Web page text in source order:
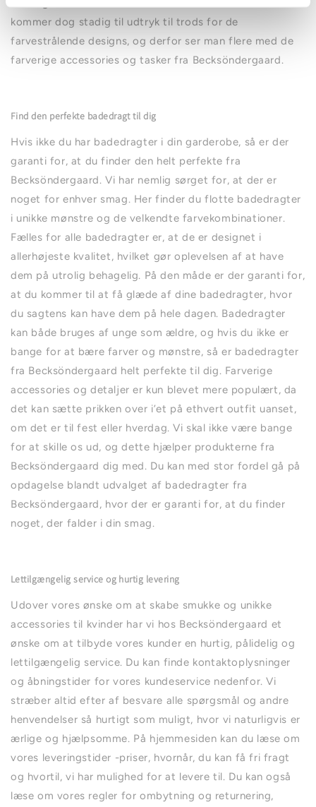
kommer dog stadig til udtryk til trods for de
farvestrålende designs, og derfor ser man flere med de
farverige accessories og tasker fra Becksöndergaard.
Find den perfekte badedragt til dig
Hvis ikke du har badedragter i din garderobe, så er der
garanti for, at du finder den helt perfekte fra
Becksöndergaard. Vi har nemlig sørget for, at der er
noget for enhver smag. Her finder du flotte badedragter
i unikke mønstre og de velkendte farvekombinationer.
Fælles for alle badedragter er, at de er designet i
allerhøjeste kvalitet, hvilket gør oplevelsen af at have
dem på utrolig behagelig. På den måde er der garanti for,
at du kommer til at få glæde af dine badedragter, hvor
du sagtens kan have dem på hele dagen. Badedragter
kan både bruges af unge som ældre, og hvis du ikke er
bange for at bære farver og mønstre, så er badedragter
fra Becksöndergaard helt perfekte til dig. Farverige
accessories og detaljer er kun blevet mere populært, da
det kan sætte prikken over i’et på ethvert outfit uanset,
om det er til fest eller hverdag. Vi skal ikke være bange
for at skille os ud, og dette hjælper produkterne fra
Becksöndergaard dig med. Du kan med stor fordel gå på
opdagelse blandt udvalget af badedragter fra
Becksöndergaard, hvor der er garanti for, at du finder
noget, der falder i din smag.
Lettilgængelig service og hurtig levering
Udover vores ønske om at skabe smukke og unikke
accessories til kvinder har vi hos Becksöndergaard et
ønske om at tilbyde vores kunder en hurtig, pålidelig og
lettilgængelig service. Du kan finde kontaktoplysninger
og åbningstider for vores kundeservice nedenfor. Vi
stræber altid efter af besvare alle spørgsmål og andre
henvendelser så hurtigt som muligt, hvor vi naturligvis er
ærlige og hjælpsomme. På hjemmesiden kan du læse om
vores leveringstider -priser, hvornår, du kan få fri fragt
og hvortil, vi har mulighed for at levere til. Du kan også
læse om vores regler for ombytning og returnering,